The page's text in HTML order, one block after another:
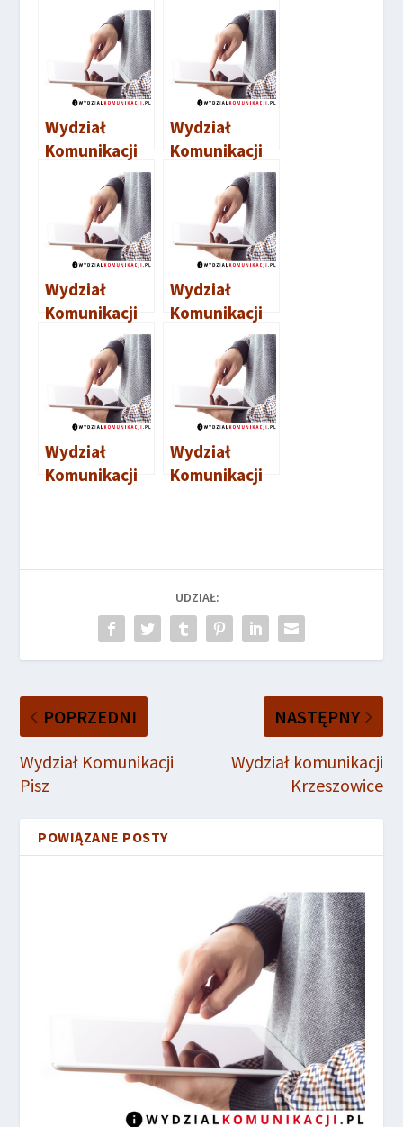
Wydział
Komunikacji
Gdański
Wydział
Komunikacji
Nadarzyn
Wydział
Komunikacji
Bełchatów
Wydział
Komunikacji
Wydział
Komunikacji
Wydział
Komunikacji
UDZIAŁ:
POPRZEDNI
Wydział Komunikacji
Pisz
NASTĘPNY
Wydział komunikacji
Krzeszowice
POWIĄZANE POSTY